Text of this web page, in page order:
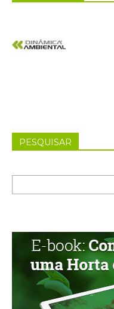
PESQUISAR